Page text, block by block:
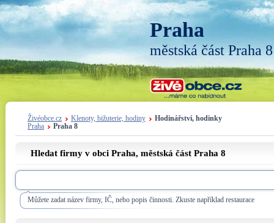
Praha
městská část Praha 8
Živéobce.cz Klenoty, bižuterie, hodiny
Hodinářství, hodinky
Praha
Praha 8
Hledat firmy v obci Praha, městská část Praha 8
Můžete zadat název firmy, IČ, nebo popis činnosti. Zkuste například restaurace